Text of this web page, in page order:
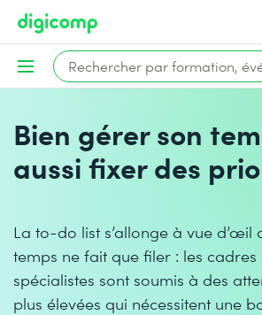
Bien gérer son
aussi fixer des
La to-do list s’allonge à vue d’œil
temps ne fait que filer : les cadres
spécialistes sont soumis à des
plus élevées qui nécessitent une